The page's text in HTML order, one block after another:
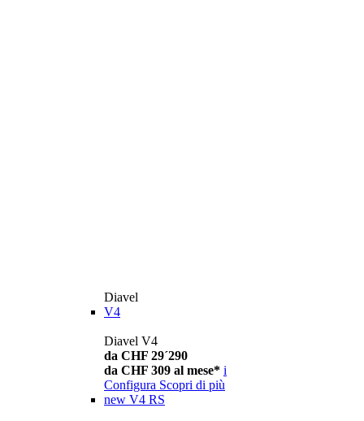
Diavel
V4
Diavel V4
da CHF 29´290
da CHF 309 al mese* i
Configura Scopri di più
new V4 RS